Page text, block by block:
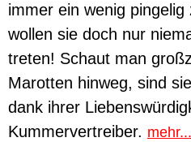
immer ein wenig
wollen sie doch nur
treten! Schaut man
Marotten hinweg, sind
dank ihrer
Kummervertreiber. mehr...